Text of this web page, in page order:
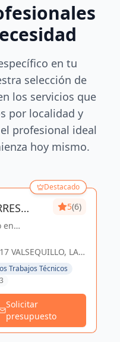
en tu
selección de
los servicios que
por localidad y
profesional ideal
hoy mismo.
Destacado
en
5(6)
VALSEQUILLO, LAS
Trabajos Técnicos
Solicitar
presupuesto